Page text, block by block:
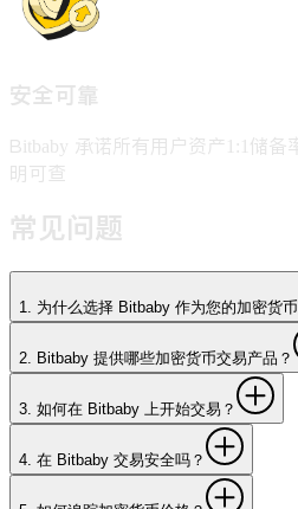
安全可靠
Bitbaby 承诺所有用户资产1:1储
明可查
常见问题
1. 为什么选择 Bitbaby 作为您的加密货
2. Bitbaby 提供哪些加密货币交易产品？
3. 如何在 Bitbaby 上开始交易？
4. 在 Bitbaby 交易安全吗？